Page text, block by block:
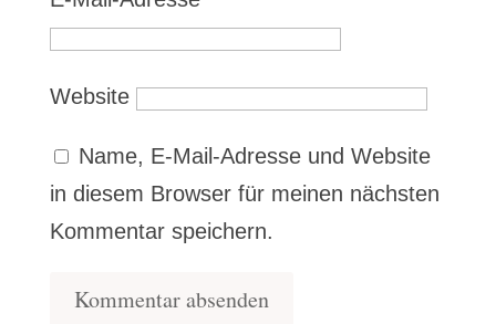
Website
Name, E-Mail-Adresse und Website
in diesem Browser für meinen nächsten
Kommentar speichern.